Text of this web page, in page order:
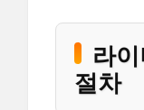
라
절차